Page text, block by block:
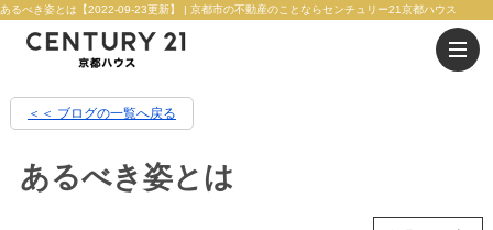
あるべき姿とは【2022-09-23更新】 | 京都市の不動産のことならセンチュリー21京都ハウス
＜＜ ブログの一覧へ戻る
あるべき姿とは